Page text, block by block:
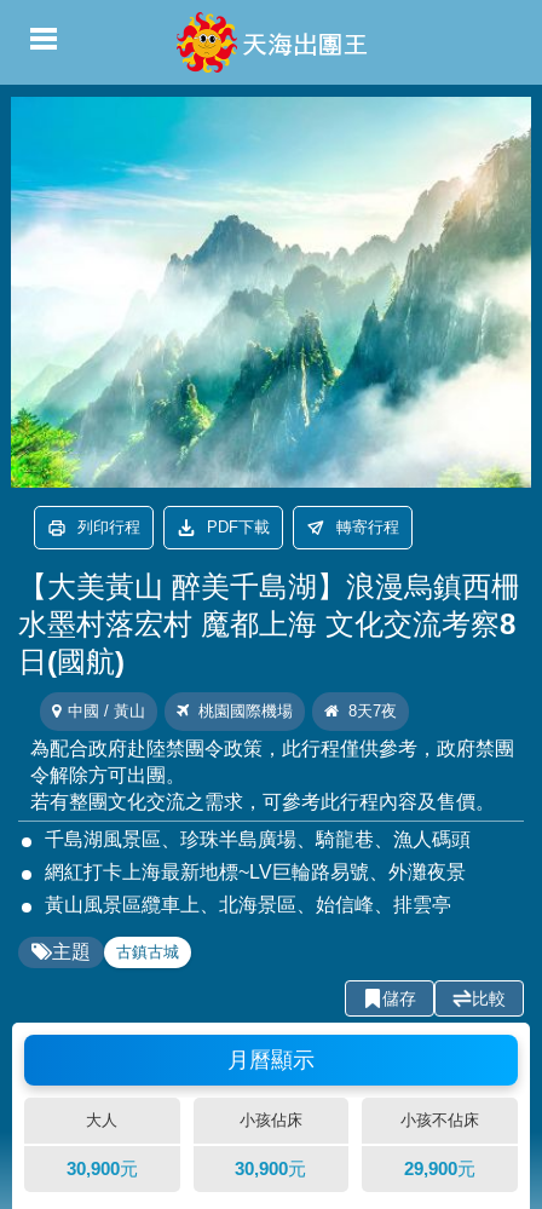
列印行程 PDF下載 轉寄行程
【大美黃山 醉美千島湖】浪漫烏鎮西柵
水墨村落宏村 魔都上海 文化交流考察8
日(國航)
中國 / 黃山 桃園國際機場 8天7夜
為配合政府赴陸禁團令政策，此行程僅供參考，政府禁團
令解除方可出團。
若有整團文化交流之需求，可參考此行程內容及售價。
千島湖風景區、珍珠半島廣場、騎龍巷、漁人碼頭
網紅打卡上海最新地標~LV巨輪路易號、外灘夜景
黃山風景區纜車上、北海景區、始信峰、排雲亭
主題 古鎮古城
儲存 比較
月曆顯示
大人 小孩佔床 小孩不佔床
30,900元 30,900元 29,900元